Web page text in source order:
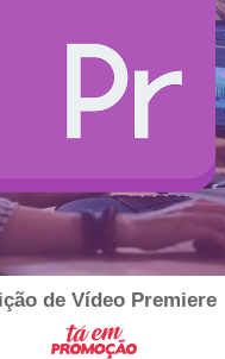
de Vídeo Premiere